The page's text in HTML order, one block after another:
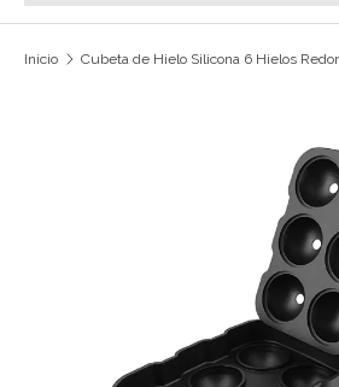
Inicio Cubeta de Hielo Silicona 6 Hielos